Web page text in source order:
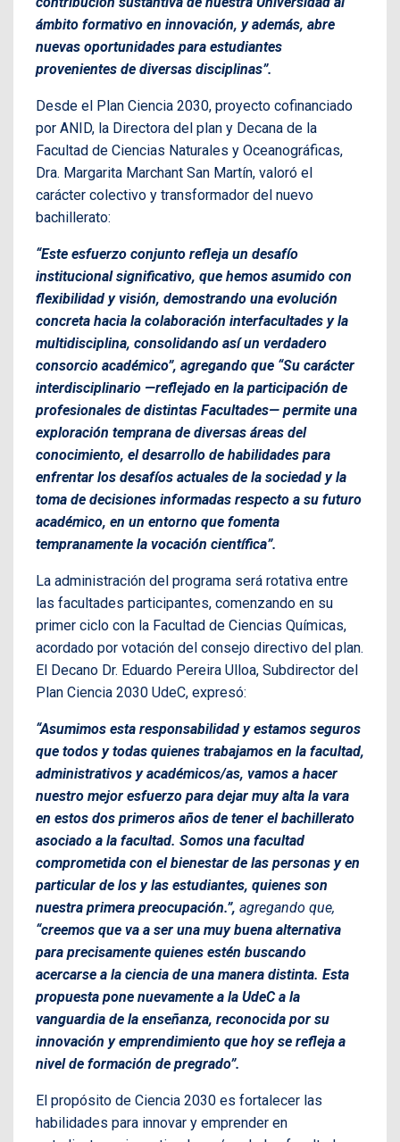
ámbito formativo en innovación, y además, abre
nuevas oportunidades para estudiantes
provenientes de diversas disciplinas”.
Desde el Plan Ciencia 2030, proyecto cofinanciado
por ANID, la Directora del plan y Decana de la
Facultad de Ciencias Naturales y Oceanográficas,
Dra. Margarita Marchant San Martín, valoró el
carácter colectivo y transformador del nuevo
bachillerato:
“Este esfuerzo conjunto refleja un desafío
institucional significativo, que hemos asumido con
flexibilidad y visión, demostrando una evolución
concreta hacia la colaboración interfacultades y la
multidisciplina, consolidando así un verdadero
consorcio académico”, agregando que “Su carácter
interdisciplinario —reflejado en la participación de
profesionales de distintas Facultades— permite una
exploración temprana de diversas áreas del
conocimiento, el desarrollo de habilidades para
enfrentar los desafíos actuales de la sociedad y la
toma de decisiones informadas respecto a su futuro
académico, en un entorno que fomenta
tempranamente la vocación científica”.
La administración del programa será rotativa entre
las facultades participantes, comenzando en su
primer ciclo con la Facultad de Ciencias Químicas,
acordado por votación del consejo directivo del plan.
El Decano Dr. Eduardo Pereira Ulloa, Subdirector del
Plan Ciencia 2030 UdeC, expresó:
“Asumimos esta responsabilidad y estamos seguros
que todos y todas quienes trabajamos en la facultad,
administrativos y académicos/as, vamos a hacer
nuestro mejor esfuerzo para dejar muy alta la vara
en estos dos primeros años de tener el bachillerato
asociado a la facultad. Somos una facultad
comprometida con el bienestar de las personas y en
particular de los y las estudiantes, quienes son
nuestra primera preocupación.”, agregando que,
“creemos que va a ser una muy buena alternativa
para precisamente quienes estén buscando
acercarse a la ciencia de una manera distinta. Esta
propuesta pone nuevamente a la UdeC a la
vanguardia de la enseñanza, reconocida por su
innovación y emprendimiento que hoy se refleja a
nivel de formación de pregrado”.
El propósito de Ciencia 2030 es fortalecer las
habilidades para innovar y emprender en